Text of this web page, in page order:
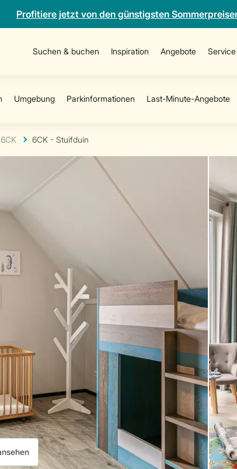
Profitiere jetzt von den günstigsten
Suchen & buchen Inspiration Angebote
6CK 6CK - Stuifduin